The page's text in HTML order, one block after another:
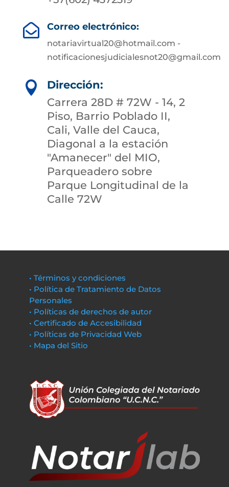
 Correo electrónico:
notariavirtual20@hotmail.com -
notificacionesjudicialesnot20@gmail.com

Dirección:
Carrera 28D # 72W - 14, 2
Piso, Barrio Poblado II,
Cali, Valle del Cauca,
Diagonal a la estación
"Amanecer" del MIO,
Parqueadero sobre
Parque Longitudinal de la
Calle 72W
• Términos y condiciones
• Política de Tratamiento de Datos
Personales
• Políticas de derechos de autor
• Certificado de Accesibilidad
• Políticas de Privacidad Web
• Mapa del Sitio